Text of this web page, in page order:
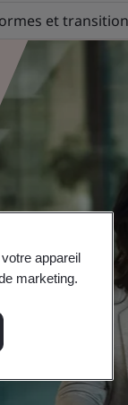
et transition
appareil
marketing.